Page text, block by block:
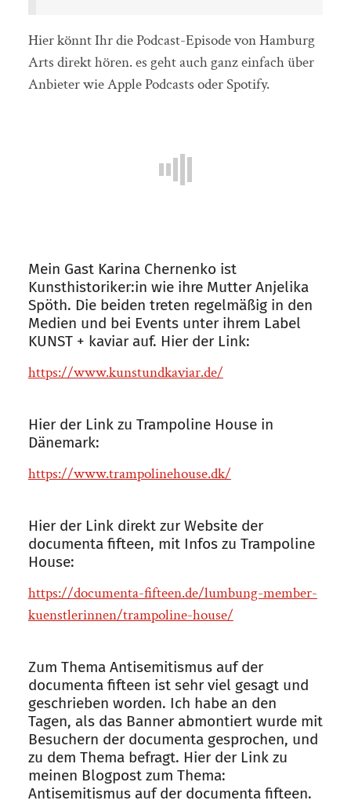
Hier könnt Ihr die Podcast-Episode von Hamburg
Arts direkt hören. es geht auch ganz einfach über
Anbieter wie Apple Podcasts oder Spotify.
Mein Gast Karina Chernenko ist
Kunsthistoriker:in wie ihre Mutter Anjelika
Spöth. Die beiden treten regelmäßig in den
Medien und bei Events unter ihrem Label
KUNST + kaviar auf. Hier der Link:
https://www.kunstundkaviar.de/
Hier der Link zu Trampoline House in
Dänemark:
https://www.trampolinehouse.dk/
Hier der Link direkt zur Website der
documenta fifteen, mit Infos zu Trampoline
House:
https://documenta-fifteen.de/lumbung-member-
kuenstlerinnen/trampoline-house/
Zum Thema Antisemitismus auf der
documenta fifteen ist sehr viel gesagt und
geschrieben worden. Ich habe an den
Tagen, als das Banner abmontiert wurde mit
Besuchern der documenta gesprochen, und
zu dem Thema befragt. Hier der Link zu
meinen Blogpost zum Thema:
Antisemitismus auf der documenta fifteen.